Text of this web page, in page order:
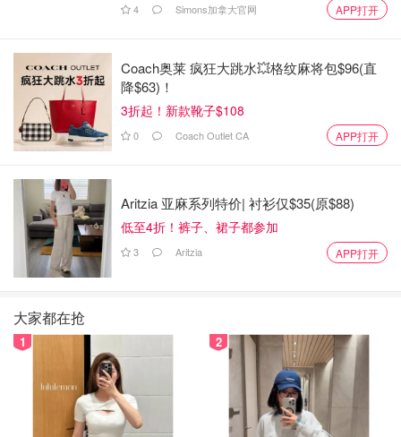
这部《人·鱼》并不是快餐青春片，而是典型的文艺片，导
演是曾获奖的徐展雄，黄磊不仅是监制，据传还是出品方之
一，剧本从构思阶段就为多多量身打造。从曝光的宣传片来
看，多多饰演的角色文静、孤僻，与现实中的她极其贴合。
有网友直言，“资源真强，直接搭王一博和汤唯”。
4 Simons加拿大官网 APP打开
Coach奥莱 疯狂大跳水💥格纹麻将包$96(直
降$63)！
3折起！新款靴子$108
0 Coach Outlet CA APP打开
Aritzia 亚麻系列特价| 衬衫仅$35(原$88)
低至4折！裤子、裙子都参加
3 Aritzia APP打开
大家都在抢
1 2